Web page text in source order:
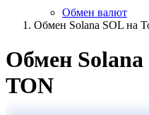
Обмен валют
Обмен Solana SOL на
Обмен Solana
TON